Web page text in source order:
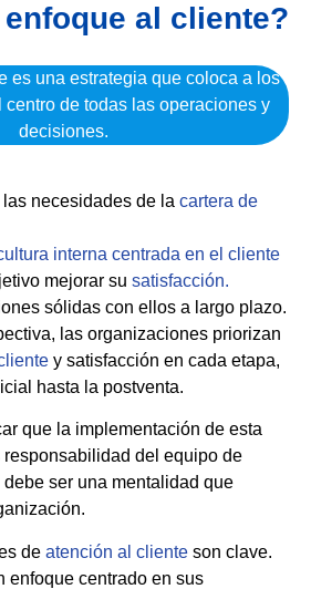
al cliente?
es una estrategia que coloca a los
centro de todas las operaciones y
decisiones.
necesidades de la cartera de
interna centrada en el cliente
mejorar su satisfacción.
sólidas con ellos a largo plazo.
las organizaciones priorizan
y satisfacción en cada etapa,
hasta la postventa.
que la implementación de esta
del equipo de
ser una mentalidad que
de atención al cliente son clave.
enfoque centrado en sus